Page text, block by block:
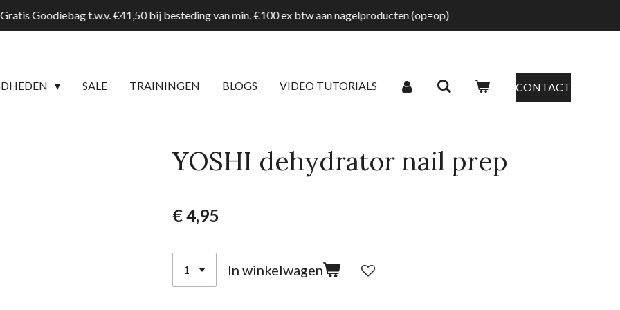
Goodiebag t.w.v. €41,50 bij besteding van min. €100 ex btw aan nagelproducten (op=op)
SALE TRAININGEN BLOGS VIDEO TUTORIALS CONTACT
YOSHI dehydrator nail prep
€ 4,95
In winkelwagen